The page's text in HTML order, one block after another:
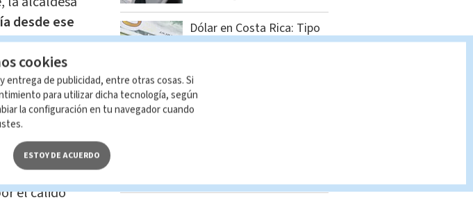
desde ese
a sus
tras la
el cálido
Dólar en Costa Rica: Tipo
de cambio para este
Araya tilda a Laura
cookies
entrega de publicidad, entre otras cosas. Si
para utilizar dicha tecnología, según
la configuración en tu navegador cuando
ESTOY DE ACUERDO